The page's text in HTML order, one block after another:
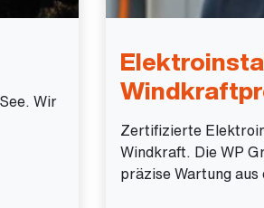
Wir
Zertifizierte
Windkraft. Die WP
präzise Wartung aus